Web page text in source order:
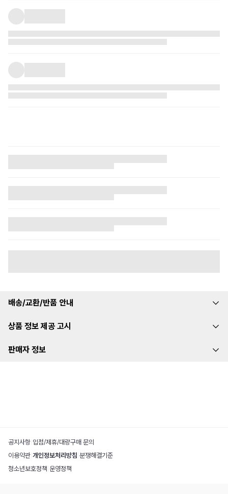
배송/교환/반품 안내
상품 정보 제공 고시
판매자 정보
공지사항 입점/제휴/대량구매 문의
이용약관 개인정보처리방침 분쟁해결기준
청소년보호정책 운영정책